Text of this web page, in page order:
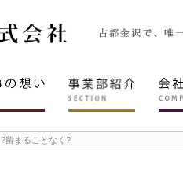
?留まることなく?